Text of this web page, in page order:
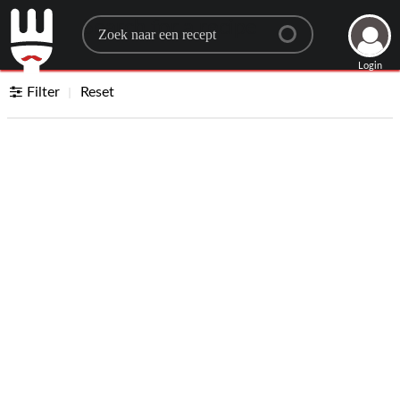
Search for a recipe
Login
Filter Reset